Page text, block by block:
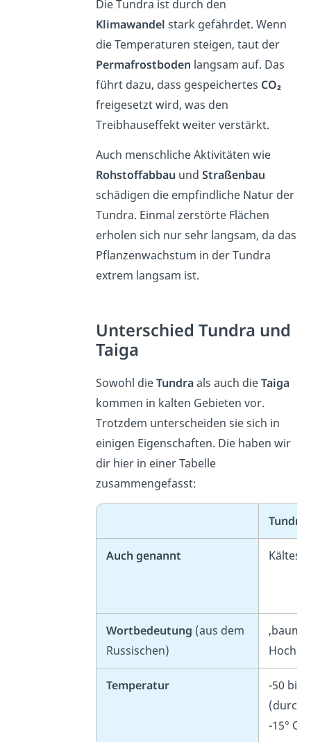
Die Tundra ist durch den
Klimawandel stark gefährdet. Wenn
die Temperaturen steigen, taut der
Permafrostboden langsam auf. Das
führt dazu, dass gespeichertes CO₂
freigesetzt wird, was den
Treibhauseffekt weiter verstärkt.
Auch menschliche Aktivitäten wie
Rohstoffabbau undStraßenbau
schädigen die empfindliche Natur der
Tundra. Einmal zerstörte Flächen
erholen sich nur sehr langsam, da das
Pflanzenwachstum in der Tundra
extrem langsam ist.
Unterschied Tundra und
Taiga
Sowohl dieTundraals auch dieTaiga
kommen in kalten Gebieten vor.
Trotzdem unterscheiden sie sich in
einigen Eigenschaften. Die haben wir
dir hier in einer Tabelle
zusammengefasst:
Tundra
Auch genannt
Wortbedeutung (aus dem
Russischen)
Temperatur
-50 bis
-15° C)